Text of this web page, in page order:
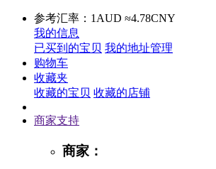
参考汇率：1AUD ≈4.78CNY
我的信息
已买到的宝贝 我的地址管理
购物车
收藏夹
收藏的宝贝 收藏的店铺
商家支持
商家：